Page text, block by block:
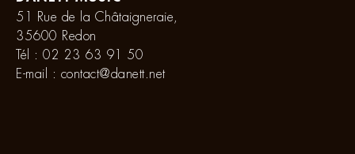
51 Rue de la Châtaigneraie,
35600 Redon
Tél : 02 23 63 91 50
E-mail : contact@danett.net